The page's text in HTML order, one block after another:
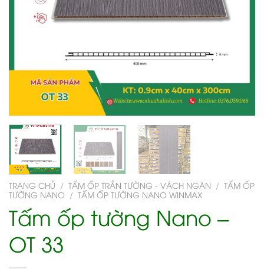
TRANG CHỦ / TẤM ỐP TRẦN TƯỜNG - VÁCH NGĂN / TẤM ỐP
TƯỜNG NANO / TẤM ỐP TƯỜNG NANO WINMAX
Tấm ốp tường Nano –
OT 33